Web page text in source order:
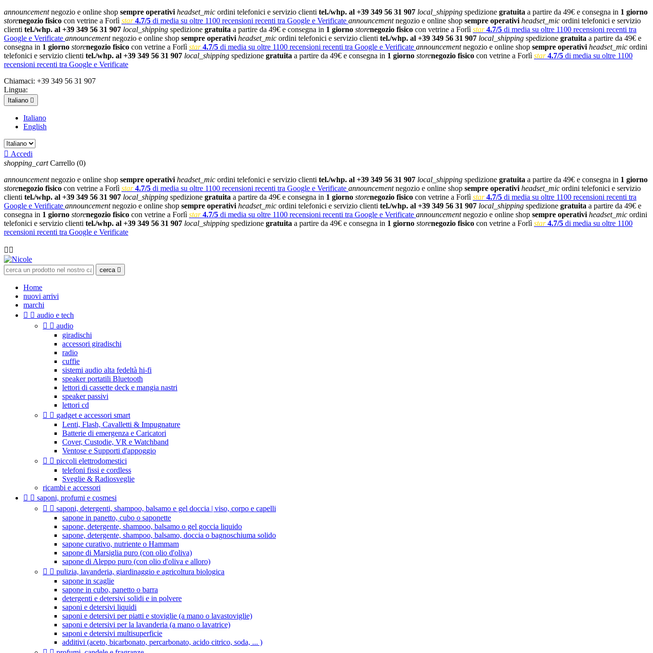
announcementnegozio e online shop sempre operativi headset_mic ordini telefonici e servizio clienti tel./whp. al +39 349 56 31 907 local_shipping spedizione gratuita a partire da 49€ e consegna in 1 giorno
storenegozio fisico con vetrine a Forlì star 4.7/5 di media su oltre 1100 recensioni recenti tra Google e Verificate announcementnegozio e online shop sempre operativi headset_mic ordini telefonici e servizio
clienti tel./whp. al +39 349 56 31 907 local_shipping spedizione gratuita a partire da 49€ e consegna in 1 giorno storenegozio fisico con vetrine a Forlì star 4.7/5 di media su oltre 1100 recensioni recenti tra
Google e Verificate announcementnegozio e online shop sempre operativi headset_mic ordini telefonici e servizio clienti tel./whp. al +39 349 56 31 907 local_shipping spedizione gratuita a partire da 49€ e
consegna in 1 giorno storenegozio fisico con vetrine a Forlì star 4.7/5 di media su oltre 1100 recensioni recenti tra Google e Verificate announcementnegozio e online shop sempre operativi headset_mic ordini
telefonici e servizio clienti tel./whp. al +39 349 56 31 907 local_shipping spedizione gratuita a partire da 49€ e consegna in 1 giorno storenegozio fisico con vetrine a Forlì star 4.7/5 di media su oltre 1100
recensioni recenti tra Google e Verificate
Chiamaci: +39 349 56 31 907
Lingua:
Italiano 
Italiano
English
 Accedi
shopping_cart Carrello (0)
announcementnegozio e online shop sempre operativi headset_mic ordini telefonici e servizio clienti tel./whp. al +39 349 56 31 907 local_shipping spedizione gratuita a partire da 49€ e consegna in 1 giorno
storenegozio fisico con vetrine a Forlì star 4.7/5 di media su oltre 1100 recensioni recenti tra Google e Verificate announcementnegozio e online shop sempre operativi headset_mic ordini telefonici e servizio
clienti tel./whp. al +39 349 56 31 907 local_shipping spedizione gratuita a partire da 49€ e consegna in 1 giorno storenegozio fisico con vetrine a Forlì star 4.7/5 di media su oltre 1100 recensioni recenti tra
Google e Verificate announcementnegozio e online shop sempre operativi headset_mic ordini telefonici e servizio clienti tel./whp. al +39 349 56 31 907 local_shipping spedizione gratuita a partire da 49€ e
consegna in 1 giorno storenegozio fisico con vetrine a Forlì star 4.7/5 di media su oltre 1100 recensioni recenti tra Google e Verificate announcementnegozio e online shop sempre operativi headset_mic ordini
telefonici e servizio clienti tel./whp. al +39 349 56 31 907 local_shipping spedizione gratuita a partire da 49€ e consegna in 1 giorno storenegozio fisico con vetrine a Forlì star 4.7/5 di media su oltre 1100
recensioni recenti tra Google e Verificate

cerca 
Home
nuovi arrivi
marchi
  audio e tech
  audio
giradischi
accessori giradischi
radio
cuffie
sistemi audio alta fedeltà hi-fi
speaker portatili Bluetooth
lettori di cassette deck e mangia nastri
speaker passivi
lettori cd
  gadget e accessori smart
Lenti, Flash, Cavalletti & Impugnature
Batterie di emergenza e Caricatori
Cover, Custodie, VR e Watchband
Ventose e Supporti d'appoggio
  piccoli elettrodomestici
telefoni fissi e cordless
Sveglie & Radiosveglie
ricambi e accessori
  saponi, profumi e cosmesi
  saponi, detergenti, shampoo, balsamo e gel doccia | viso, corpo e capelli
sapone in panetto, cubo o saponette
sapone, detergente, shampoo, balsamo o gel goccia liquido
sapone, detergente, shampoo, balsamo, doccia o bagnoschiuma solido
sapone curativo, nutriente o Hammam
sapone di Marsiglia puro (con olio d'oliva)
sapone di Aleppo puro (con olio d'oliva e alloro)
  pulizia, lavanderia, giardinaggio e agricoltura biologica
sapone in scaglie
sapone in cubo, panetto o barra
detergenti e detersivi solidi e in polvere
saponi e detersivi liquidi
saponi e detersivi per piatti e stoviglie (a mano o lavastoviglie)
saponi e detersivi per la lavanderia (a mano o lavatrice)
saponi e detersivi multisuperficie
additivi (aceto, bicarbonato, percarbonato, acido citrico, soda, ... )